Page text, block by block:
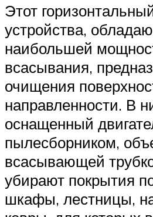
Этот
устройства,
наибольшей
всасывания,
очищения
направленности. В
оснащенный
пылесборником,
всасывающей
убирают покрытия
шкафы, лестницы,